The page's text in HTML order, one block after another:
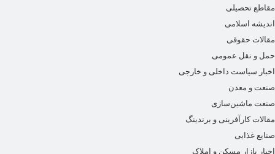
مقاطع تحصیلی
اندیشه اسلامی
مقالات حقوقی
حمل و نقل عمومی
اخبار سیاست داخلی و خارجی
صنعت و معدن
صنعت ماشین‌سازی
مقالات کارآفرینی و برندینگ
صنایع غذایی
اخبار بازار مسکن و املاک